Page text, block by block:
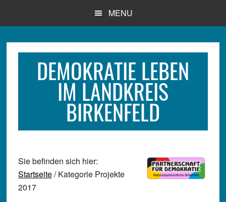
MENU
DEMOKRATIE LEBEN
IM LANDKREIS
BIRKENFELD
Sie befinden sich hier:
Startseite/ Kategorie Projekte
2017